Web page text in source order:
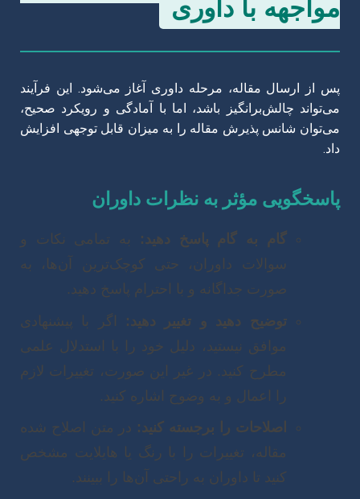
مواجهه با داوری
پس از ارسال مقاله، مرحله داوری آغاز می‌شود. این فرآیند
می‌تواند چالش‌برانگیز باشد، اما با آمادگی و رویکرد صحیح،
می‌توان شانس پذیرش مقاله را به میزان قابل توجهی افزایش
داد.
پاسخگویی مؤثر به نظرات داوران
گام به گام پاسخ دهید:
به تمامی نکات و
سوالات داوران، حتی کوچک‌ترین آن‌ها، به
صورت جداگانه و با احترام پاسخ دهید.
توضیح دهید و تغییر دهید: اگر با پیشنهادی
موافق نیستید، دلیل خود را با استدلال علمی
مطرح کنید. در غیر این صورت، تغییرات لازم
را اعمال و به وضوح اشاره کنید.
اصلاحات را برجسته کنید: در متن اصلاح شده
مقاله، تغییرات را با رنگ یا هایلایت مشخص
کنید تا داوران به راحتی آن‌ها را ببینند.